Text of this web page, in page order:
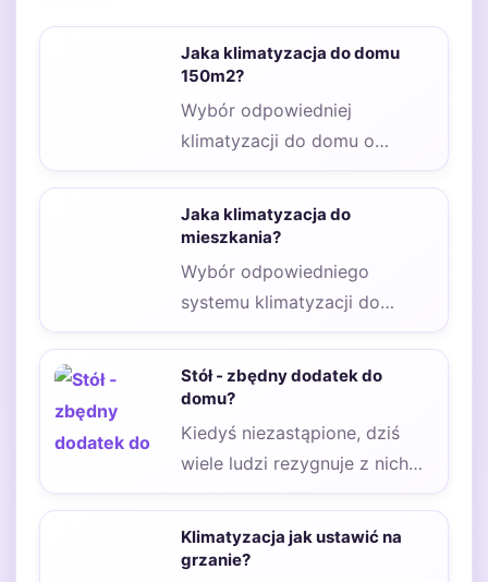
Jaka klimatyzacja do domu
150m2?
Wybór odpowiedniej
klimatyzacji do domu o
powierzchni 150m2 jest
kluczowy dla zapewnienia
komfortu mieszkańców,
zwłaszcza…
Jaka klimatyzacja do
mieszkania?
Wybór odpowiedniego
systemu klimatyzacji do
mieszkania jest kluczowy dla
zapewnienia komfortu w
gorące dni. Istnieje…
Stół - zbędny dodatek do
domu?
Kiedyś niezastąpione, dziś
wiele ludzi rezygnuje z nich
aranżując wnętrza. Stoły
pasują do niemal każdego…
Klimatyzacja jak ustawić na
grzanie?